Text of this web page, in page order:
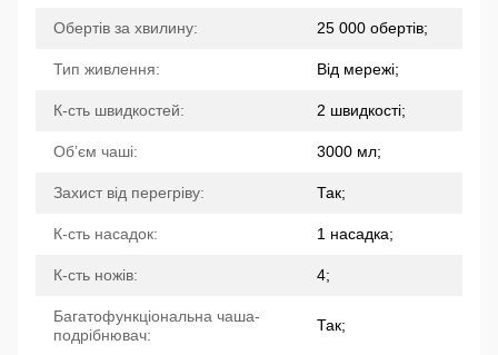
Обертів за хвилину: 25 000 обертів;
Тип живлення: Від мережі;
К-сть швидкостей: 2 швидкості;
Обʼєм чаші: 3000 мл;
Захист від перегріву: Так;
К-сть насадок: 1 насадка;
К-сть ножів: 4;
Багатофункціональна чаша-
подрібнювач:
Так;